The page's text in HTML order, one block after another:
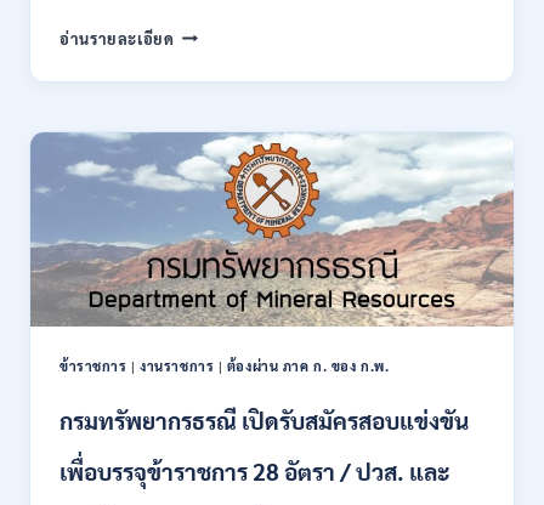
10
17
2569
อ่านรายละเอียด กรม
เปิด
สมัคร
งาน
138
ปวช.
ปวส.
ป.ตรี
หลาย
/
ต้อง
ภาค
ข้าราชการ |งานราชการ | ต้องผ่าน ภาค ก. ของ ก.พ.
กรมทรัพยากรธรณี เปิดรับสมัครสอบแข่งขัน
เพื่อบรรจุข้าราชการ 28 อัตรา / ปวส. และ